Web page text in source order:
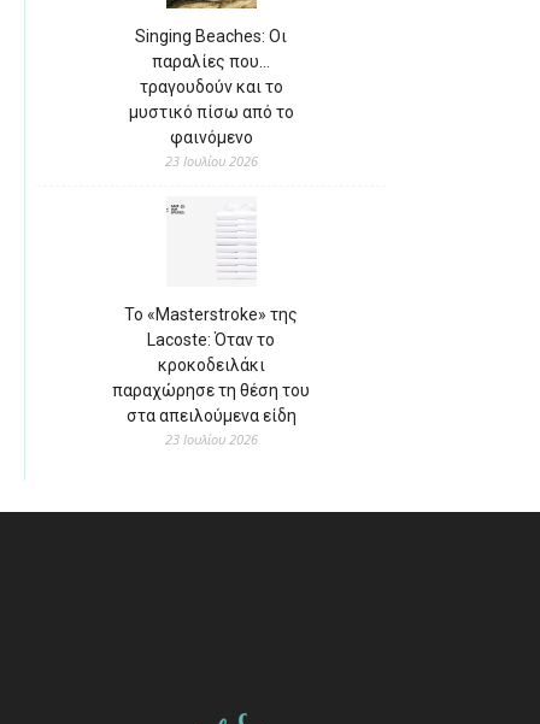
Singing Beaches: Οι
παραλίες που…
τραγουδούν και το
μυστικό πίσω από το
φαινόμενο
23 Ιουλίου 2026
Το «Masterstroke» της
Lacoste: Όταν το
κροκοδειλάκι
παραχώρησε τη θέση του
στα απειλούμενα είδη
23 Ιουλίου 2026